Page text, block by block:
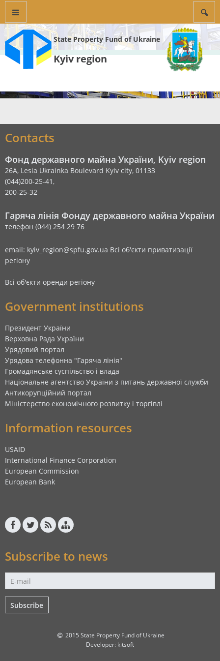
State Property Fund of Ukraine
Kyiv region
Contacts
Фонд державного майна України, Kyiv region
26А, Lesia Ukrainka Boulevard Kyiv city, 01133
(044)200-25-41,
200-25-32
Гаряча лінія Фонду державного майна України
телефон (044) 254 29 76
email: kyiv_region@spfu.gov.ua Всі об'єкти приватизації
регіону
Всі об'єкти оренди регіону
Government institutions
Президент України
Верховна Рада України
Урядовий портал
Урядова телефонна "Гаряча лінія"
Громадянське суспільство і влада
Національне агентство України з питань державної служби
Антикорупційний портал
Міністерство економічного розвитку і торгівлі
Information resources
USAID
International Finance Corporation
European Commission
European Bank
Subscribe to news
Subscribe
2015 State Property Fund of Ukraine
Developer: kitsoft